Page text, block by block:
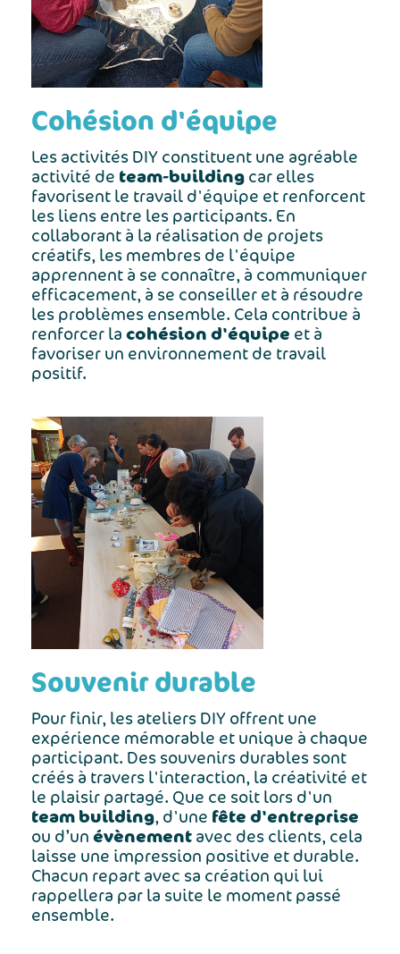
Cohésion d'équipe
Les activités DIY constituent une agréable
activité de team-building car elles
favorisent le travail d'équipe et renforcent
les liens entre les participants. En
collaborant à la réalisation de projets
créatifs, les membres de l'équipe
apprennent à se connaître, à communiquer
efficacement, à se conseiller et à résoudre
les problèmes ensemble. Cela contribue à
renforcer la cohésion d'équipe et à
favoriser un environnement de travail
positif.
Souvenir durable
Pour finir, les ateliers DIY offrent une
expérience mémorable et unique à chaque
participant. Des souvenirs durables sont
créés à travers l'interaction, la créativité et
le plaisir partagé. Que ce soit lors d'un
team building, d'une fête d'entreprise
ou d’un évènement avec des clients, cela
laisse une impression positive et durable.
Chacun repart avec sa création qui lui
rappellera par la suite le moment passé
ensemble.